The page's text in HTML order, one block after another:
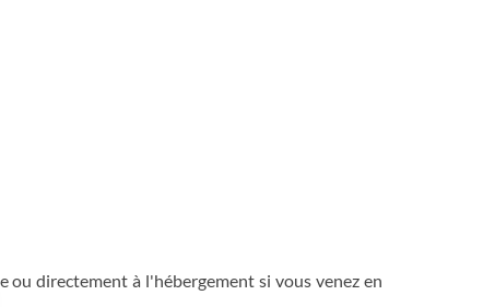
ou directement à l'hébergement si vous venez en